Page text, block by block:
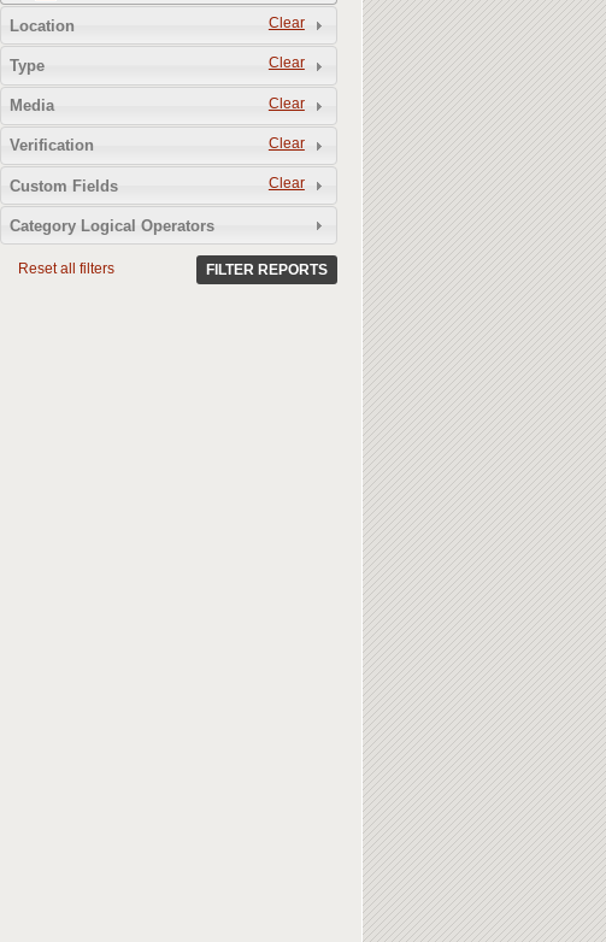
1672
Revenge Killings (القتل بدافع الانتقام) 11
2
13
Clear
Location
Clear
Type
Clear
Media
Clear
Verification
Clear
Custom Fields
Category Logical Operators
Reset all filters FILTER REPORTS